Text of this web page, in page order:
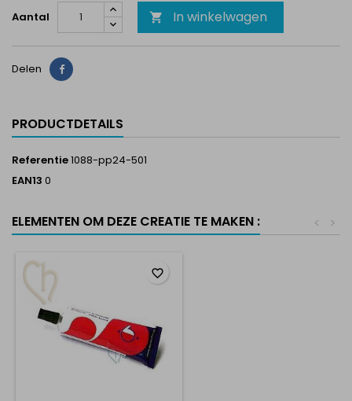
Aantal  In winkelwagen
Delen Delen
PRODUCTDETAILS
Referentie1088-pp24-501
EAN13 0
ELEMENTEN OM DEZE CREATIE TE MAKEN : >
<
favorite_border